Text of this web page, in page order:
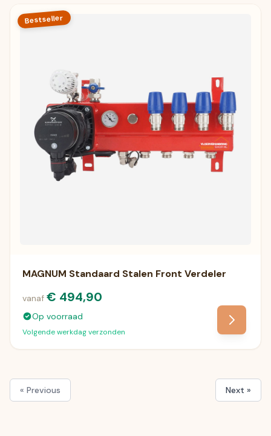
Bestseller
MAGNUM Standaard Stalen Front Verdeler
vanaf € 494,90
Op voorraad
Volgende werkdag verzonden
« Previous Next »